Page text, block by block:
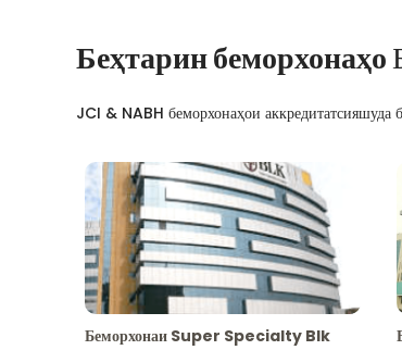
Беҳтарин беморхонаҳо
JCI & NABH беморхонаҳои аккредитатсияшуда
Беморхонаи Super Specialty Blk